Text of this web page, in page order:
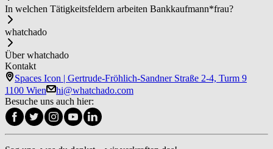
In welchen Tätigkeitsfeldern arbeiten Bank­kauf­man­n*frau?
whatchado
Über whatchado
Kontakt
Spaces Icon | Gertrude-Fröhlich-Sandner Straße 2-4, Turm 9
1100 Wien
hi@whatchado.com
Besuche uns auch hier: